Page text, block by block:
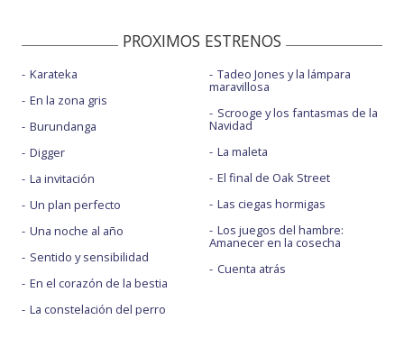
PROXIMOS ESTRENOS
Karateka
En la zona gris
Burundanga
Digger
La invitación
Un plan perfecto
Una noche al año
Sentido y sensibilidad
En el corazón de la bestia
La constelación del perro
Tadeo Jones y la lámpara
maravillosa
Scrooge y los fantasmas de la
Navidad
La maleta
El final de Oak Street
Las ciegas hormigas
Los juegos del hambre:
Amanecer en la cosecha
Cuenta atrás